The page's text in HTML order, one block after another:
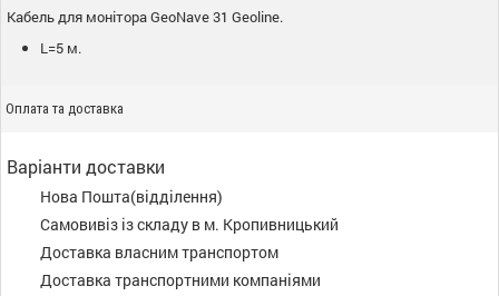
Кабель для монітора GeoNave 31 Geoline.
L=5 м.
Оплата та доставка
Варіанти доставки
Нова Пошта(відділення)
Самовивіз із складу в м. Кропивницький
Доставка власним транспортом
Доставка транспортними компаніями